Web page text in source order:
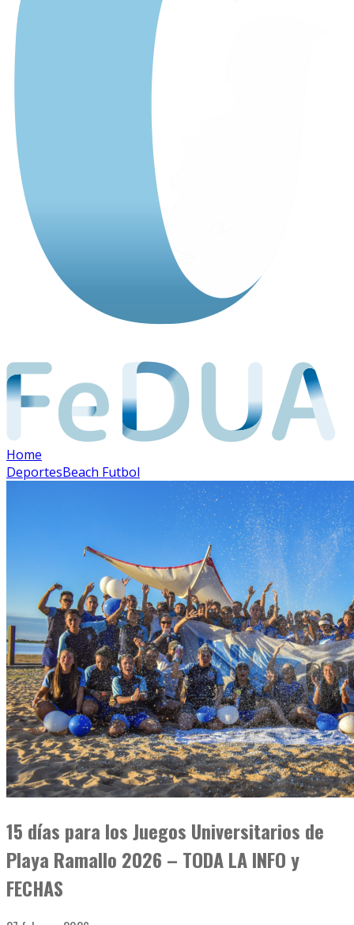
Home
DeportesBeach Futbol
15 días para los Juegos Universitarios de
Playa Ramallo 2026 – TODA LA INFO y
FECHAS